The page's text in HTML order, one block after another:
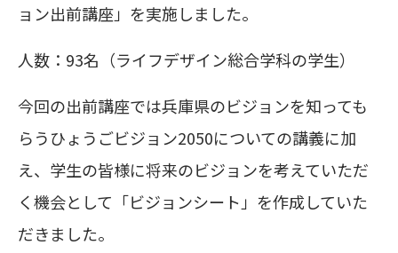
ョン出前講座」を実施しました。
人数：93名（ライフデザイン総合学科の学生）
今回の出前講座では兵庫県のビジョンを知っても
らうひょうごビジョン2050についての講義に加
え、学生の皆様に将来のビジョンを考えていただ
く機会として「ビジョンシート」を作成していた
だきました。